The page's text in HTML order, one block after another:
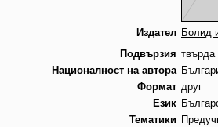
Издател Болид
Подвързия твърда
Националност на автора
Формат друг
Език
Тематики